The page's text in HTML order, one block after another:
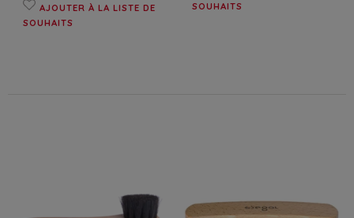
AJOUTER À LA LISTE DE
SOUHAITS
SOUHAITS